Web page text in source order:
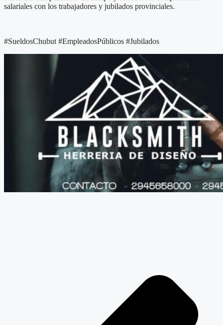
salariales con los trabajadores y jubilados provinciales.
#SueldosChubut #EmpleadosPúblicos #Jubilados